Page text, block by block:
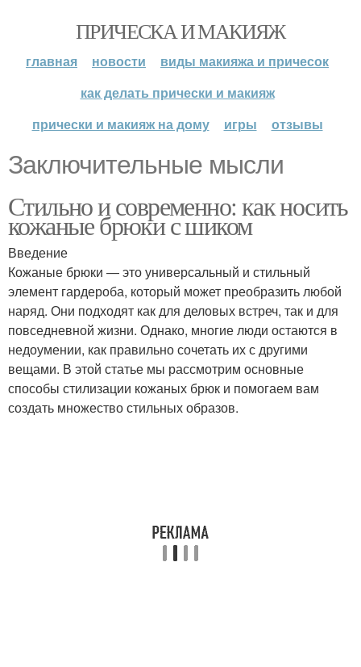
ПРИЧЕСКА И МАКИЯЖ
главная новости
виды макияжа и причесок
как делать прически и макияж
прически и макияж на дому
игры отзывы
Заключительные мысли
Стильно и современно: как носить
кожаные брюки с шиком
Введение
Кожаные брюки — это универсальный и стильный
элемент гардероба, который может преобразить любой
наряд. Они подходят как для деловых встреч, так и для
повседневной жизни. Однако, многие люди остаются в
недоумении, как правильно сочетать их с другими
вещами. В этой статье мы рассмотрим основные
способы стилизации кожаных брюк и помогаем вам
создать множество стильных образов.